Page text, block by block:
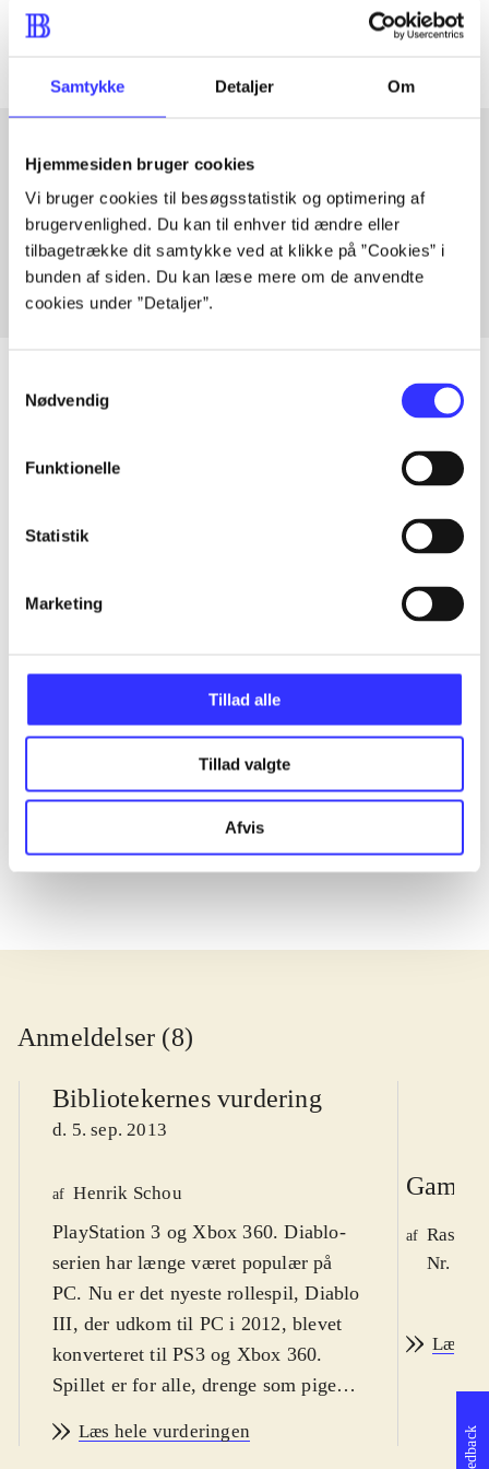
Samtykke Detaljer Om
Hjemmesiden bruger cookies
Vi bruger cookies til besøgsstatistik og optimering af
brugervenlighed. Du kan til enhver tid ændre eller
tilbagetrække dit samtykke ved at klikke på ”Cookies” i
bunden af siden. Du kan læse mere om de anvendte
cookies under ”Detaljer”.
Nødvendig
Funktionelle
Statistik
Marketing
Tillad alle
Tillad valgte
Afvis
Artikler med samme emner
Fra
Alle registrerede artikler fordelt på udgivelser
...
...
...
Anmeldelser (8)
Bibliotekernes vurdering
d. 5. sep. 2013
af Henrik Schou
PlayStation 3 og Xbox 360. Diablo-
serien har længe været populær på
PC. Nu er det nyeste rollespil, Diablo
III, der udkom til PC i 2012, blevet
konverteret til PS3 og Xbox 360.
Spillet er for alle, drenge som piger,
PEGI 16.
Læs hele vurderingen
Game
af
Nr.
Læs
Feedback